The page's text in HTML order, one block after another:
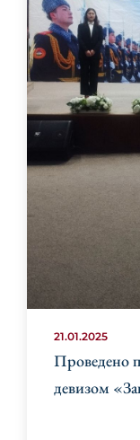
21.01.2025
Проведено
девизом